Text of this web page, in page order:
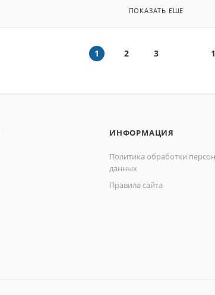
ПОКАЗАТЬ ЕЩЕ
1 2 3
ИНФОРМАЦИЯ
Политика обработки
данных
Правила сайта